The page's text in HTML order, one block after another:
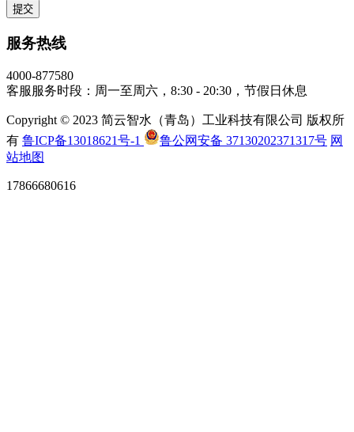
服务热线
4000-877580
客服服务时段：周一至周六，8:30 - 20:30，节假日休息
Copyright © 2023 简云智水（青岛）工业科技有限公司 版权所
有 鲁ICP备13018621号-1 鲁公网安备 37130202371317号 网
站地图
17866680616